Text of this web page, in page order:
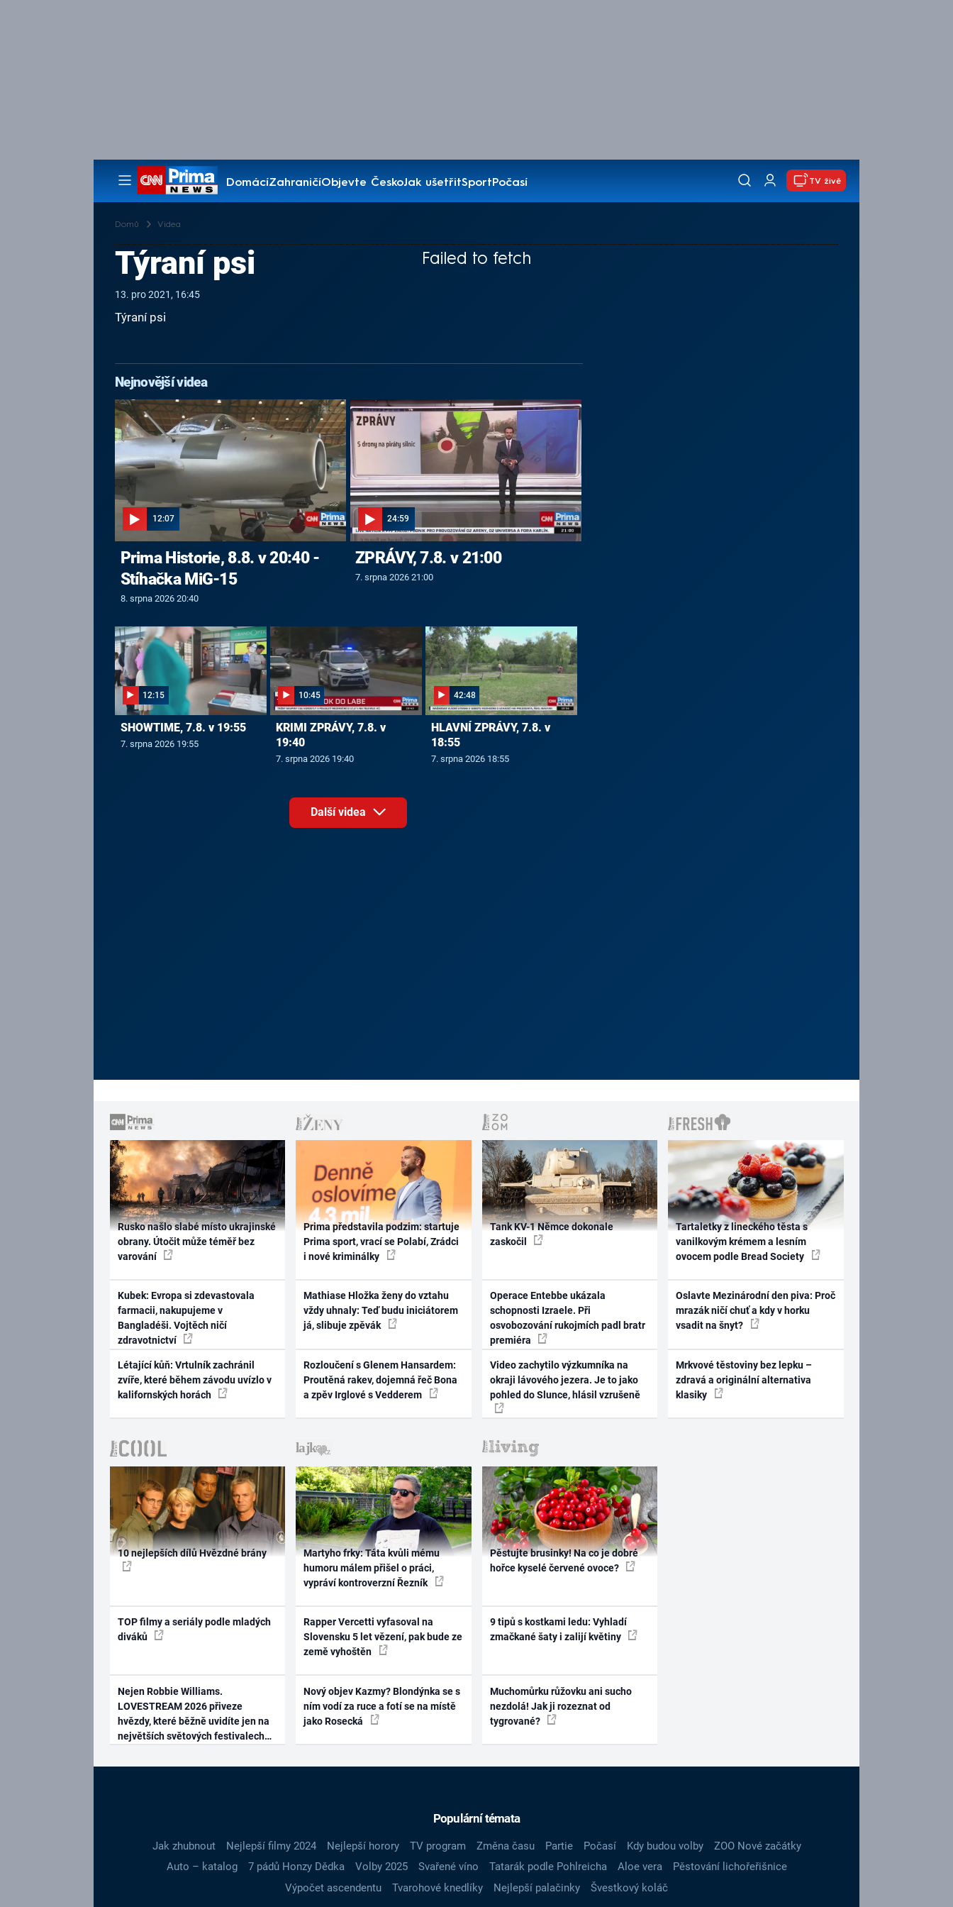
DomácíZahraničíObjevte ČeskoJak ušetřitSportPočasí
Pořady
TV živě
Domů Videa
Failed to fetch
Týraní psi
13. pro 2021, 16:45
Týraní psi
Nejnovější videa
12:07
Prima Historie, 8.8. v 20:40 -
Stíhačka MiG-15
8. srpna 2026 20:40
24:59
ZPRÁVY, 7.8. v 21:00
7. srpna 2026 21:00
12:15
SHOWTIME, 7.8. v 19:55
7. srpna 2026 19:55
10:45
KRIMI ZPRÁVY, 7.8. v
19:40
7. srpna 2026 19:40
42:48
HLAVNÍ ZPRÁVY, 7.8. v
18:55
7. srpna 2026 18:55
Další videa
Rusko našlo slabé místo ukrajinské
obrany. Útočit může téměř bez
varování
Kubek: Evropa si zdevastovala
farmacii, nakupujeme v
Bangladéši. Vojtěch ničí
zdravotnictví
Létající kůň: Vrtulník zachránil
zvíře, které během závodu uvízlo v
kalifornských horách
Prima představila podzim: startuje
Prima sport, vrací se Polabí, Zrádci
i nové kriminálky
Mathiase Hložka ženy do vztahu
vždy uhnaly: Teď budu iniciátorem
já, slibuje zpěvák
Rozloučení s Glenem Hansardem:
Proutěná rakev, dojemná řeč Bona
a zpěv Irglové s Vedderem
Tank KV-1 Němce dokonale
zaskočil
Operace Entebbe ukázala
schopnosti Izraele. Při
osvobozování rukojmích padl bratr
premiéra
Video zachytilo výzkumníka na
okraji lávového jezera. Je to jako
pohled do Slunce, hlásil vzrušeně
Tartaletky z lineckého těsta s
vanilkovým krémem a lesním
ovocem podle Bread Society
Oslavte Mezinárodní den piva: Proč
mrazák ničí chuť a kdy v horku
vsadit na šnyt?
Mrkvové těstoviny bez lepku –
zdravá a originální alternativa
klasiky
10 nejlepších dílů Hvězdné brány
TOP filmy a seriály podle mladých
diváků
Nejen Robbie Williams.
LOVESTREAM 2026 přiveze
hvězdy, které běžně uvidíte jen na
největších světových festivalech
Martyho frky: Táta kvůli mému
humoru málem přišel o práci,
vypráví kontroverzní Řezník
Rapper Vercetti vyfasoval na
Slovensku 5 let vězení, pak bude ze
země vyhoštěn
Nový objev Kazmy? Blondýnka se s
ním vodí za ruce a fotí se na místě
jako Rosecká
Pěstujte brusinky! Na co je dobré
hořce kyselé červené ovoce?
9 tipů s kostkami ledu: Vyhladí
zmačkané šaty i zalijí květiny
Muchomůrku růžovku ani sucho
nezdolá! Jak ji rozeznat od
tygrované?
Populární témata
Jak zhubnout Nejlepší filmy 2024 Nejlepší horory TV program Změna času Partie Počasí Kdy budou volby
ZOO Nové začátky
Auto – katalog
7 pádů Honzy Dědka Volby 2025 Svařené víno Tatarák podle Pohlreicha Aloe vera
Pěstování lichořeřišnice
Výpočet ascendentu
Tvarohové knedlíky Nejlepší palačinky Švestkový koláč